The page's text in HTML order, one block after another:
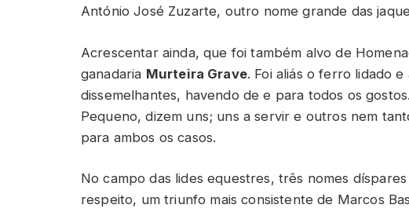
António José Zuzarte, outro nome grande das
Acrescentar ainda, que foi também alvo de
ganadaria Murteira Grave. Foi aliás o ferro lidado
dissemelhantes, havendo de e para todos os
Pequeno, dizem uns; uns a servir e outros nem
para ambos os casos.
No campo das lides equestres, três nomes
respeito, um triunfo mais consistente de Marcos